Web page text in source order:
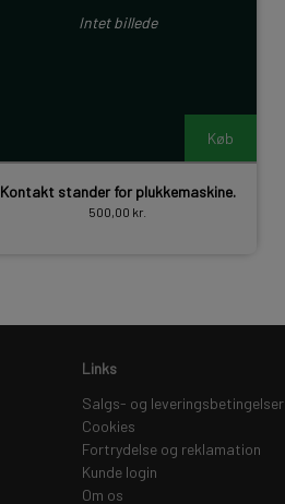
Intet billede
Køb
Kontakt stander for plukkemaskine.
500,00 kr.
Links
Salgs- og leveringsbetingelser
Cookies
Fortrydelse og reklamation
Kunde login
Om os